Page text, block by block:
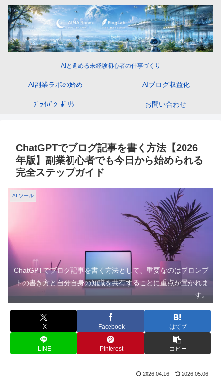
AIと進める未経験初心者の仕事づくり
AI副業ラボの始め AIブログ収益化
ﾌﾟﾗｲﾊﾞｼｰﾎﾟﾘｼｰ お問い合わせ
ChatGPTでブログ記事を書く方法【2026
年版】副業初心者でも今日から始められる
完全ステップガイド
AI ツール
ChatGPTでブログ記事を書く方法として、重要なのはプロンプ
トの書き方と自分自身の知識を共有することに重点が置かれま
す。
X Facebook はてブ
LINE Pinterest コピー
2026.04.16 2026.05.06